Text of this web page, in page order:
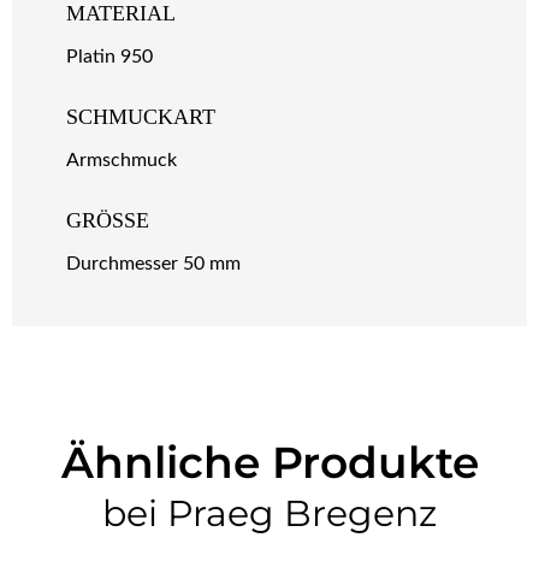
MATERIAL
Platin 950
SCHMUCKART
Armschmuck
GRÖSSE
Durchmesser 50 mm
Ähnliche Produkte
bei Praeg Bregenz